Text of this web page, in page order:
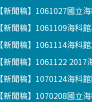
【新聞稿】1061027國立
【新聞稿】1061109海科
【新聞稿】1061114海科
【新聞稿】1061122
【新聞稿】1070124海科
【新聞稿】1070208國立